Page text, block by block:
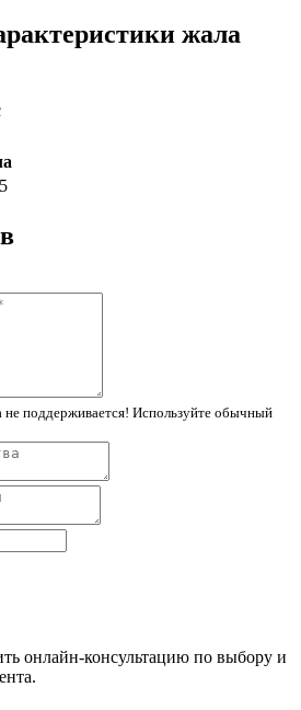
жала
не поддерживается! Используйте обычный
онлайн-консультацию по выбору и